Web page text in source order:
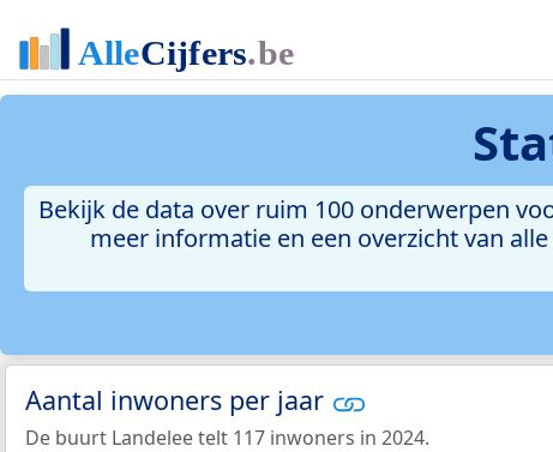
Bekijk de data over ruim 100 onderwerpen
meer informatie en een overzicht van
Aantal inwoners per jaar
De buurt Landelee telt 117 inwoners in 2024.